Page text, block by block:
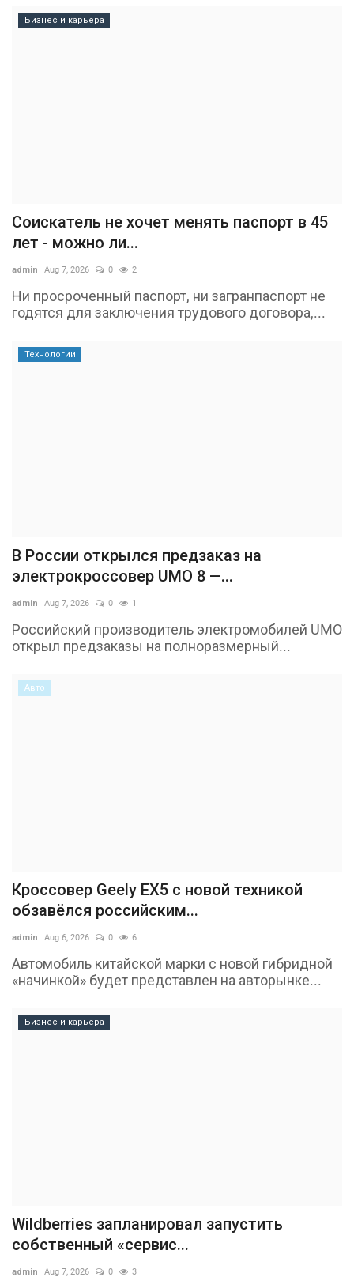
Бизнес и карьера
Соискатель не хочет менять паспорт в 45
лет - можно ли...
admin Aug 7, 2026 0 2
Ни просроченный паспорт, ни загранпаспорт не
годятся для заключения трудового договора,...
Технологии
В России открылся предзаказ на
электрокроссовер UMO 8 —...
admin Aug 7, 2026 0 1
Российский производитель электромобилей UMO
открыл предзаказы на полноразмерный...
Авто
Кроссовер Geely EX5 с новой техникой
обзавёлся российским...
admin Aug 6, 2026 0 6
Автомобиль китайской марки с новой гибридной
«начинкой» будет представлен на авторынке...
Бизнес и карьера
Wildberries запланировал запустить
собственный «сервис...
admin Aug 7, 2026 0 3